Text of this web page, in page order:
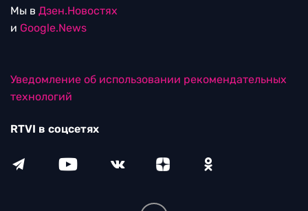
Мы в Дзен.Новостях
и Google.News
Уведомление об использовании рекомендательных
технологий
RTVI в соцсетях